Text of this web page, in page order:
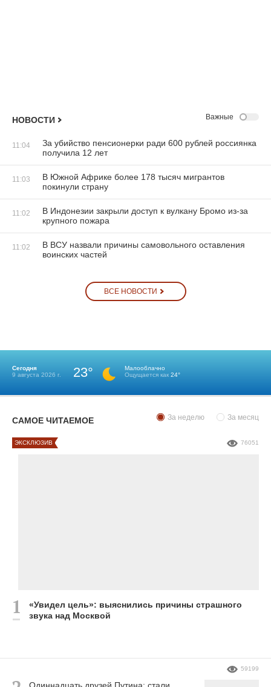
НОВОСТИ Важные
11:04
За убийство пенсионерки ради 600 рублей россиянка
получила 12 лет
11:03
В Южной Африке более 178 тысяч мигрантов
покинули страну
11:02
В Индонезии закрыли доступ к вулкану Бромо из-за
крупного пожара
11:02
В ВСУ назвали причины самовольного оставления
воинских частей
ВСЕ НОВОСТИ
Сегодня
9 августа 2026 г.
23°
Малооблачно
Ощущается как 24°
САМОЕ ЧИТАЕМОЕ За неделю За месяц
«Увидел цель»: выяснились причины страшного
звука над Москвой
ЭКСКЛЮЗИВ 76051
Одиннадцать друзей Путина: стали
59199